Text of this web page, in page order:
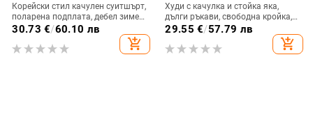
Корейски стил качулен суитшърт,
поларена подплата, дебел зимен
слой, унисекс свободен модел,
30.73 €/60.10 лв
add_shopping_cart
Худи с качулка и стойка яка,
дълги ръкави, свободна кройка,
печат/рисуван дизайн, джоб
патч, спортен стил, за възрастни
29.55 €/57.79 лв
add_shopping_cart